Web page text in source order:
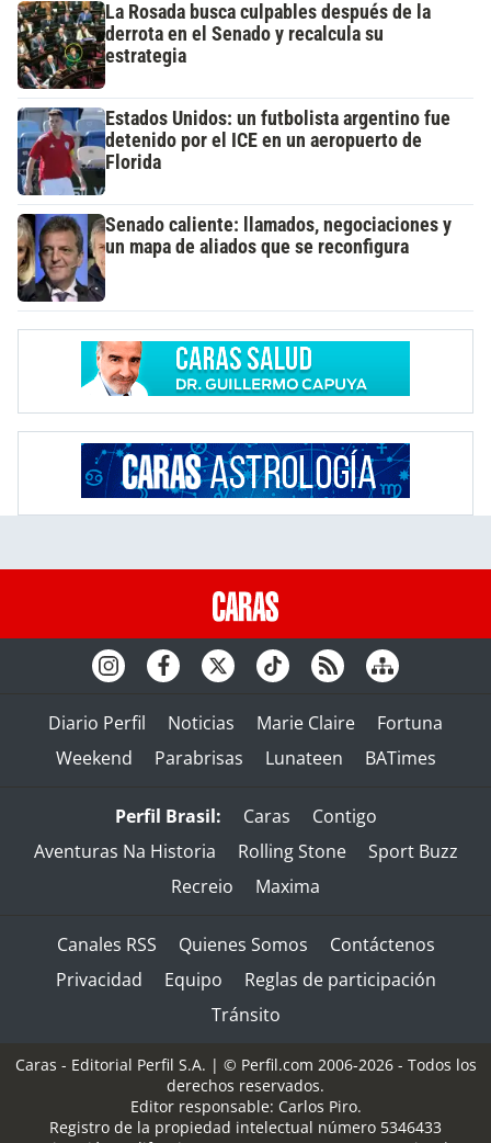
La Rosada busca culpables después de la
derrota en el Senado y recalcula su
estrategia
Estados Unidos: un futbolista argentino fue
detenido por el ICE en un aeropuerto de
Florida
Senado caliente: llamados, negociaciones y
un mapa de aliados que se reconfigura
Diario Perfil Noticias Marie Claire
Fortuna
Weekend
Parabrisas Lunateen BATimes
Perfil Brasil: Caras
Contigo
Aventuras Na Historia
Rolling Stone
Sport Buzz
Recreio
Maxima
Canales RSS Quienes Somos
Contáctenos
Privacidad
Equipo
Reglas de participación
Tránsito
Caras - Editorial Perfil S.A. | © Perfil.com 2006-2026 - Todos los
derechos reservados.
Editor responsable: Carlos Piro.
Registro de la propiedad intelectual número 5346433